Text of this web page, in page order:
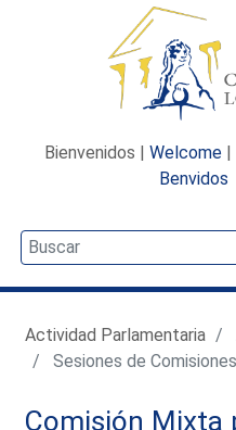
Bienvenidos | Welcome |
Benvidos
Actividad Parlamentaria
Sesiones de Comisiones
Comisión Mixta